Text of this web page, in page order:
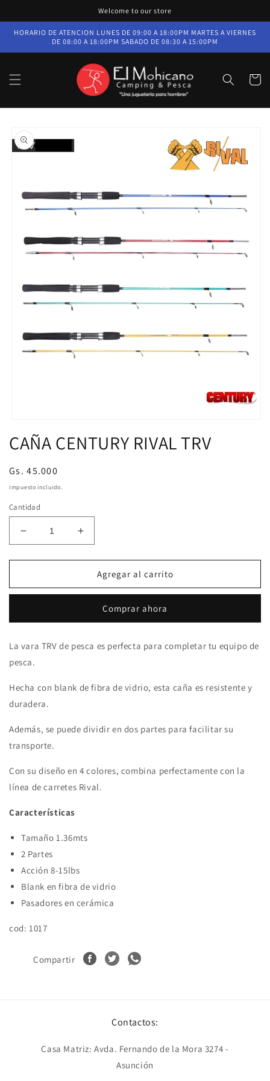
al contenido
Welcome to our store
HORARIO DE ATENCION LUNES DE 09:00 A 18:00PM MARTES A VIERNES
DE 08:00 A 18:00PM SABADO DE 08:30 A 15:00PM
Carrito
a la
información
elemento
multimedia
1
una
modal
CAÑA CENTURY RIVAL TRV
Precio
habitual
Gs. 45.000
Impuesto incluido.
Cantidad
Reducir
cantidad
para
CENTURY
Aumentar
cantidad
para
CAÑA
CENTURY
Agregar al carrito
Comprar ahora
La vara TRV de pesca es perfecta para completar tu equipo de
pesca.
Hecha con blank de fibra de vidrio, esta caña es resistente y
duradera.
Además, se puede dividir en dos partes para facilitar su
transporte.
Con su diseño en 4 colores, combina perfectamente con la
línea de carretes Rival.
Características
Tamaño 1.36mts
2 Partes
Acción 8-15lbs
Blank en fibra de vidrio
Pasadores en cerámica
cod: 1017
Compartir
Contactos:
Casa Matriz: Avda. Fernando de la Mora 3274 -
Asunción